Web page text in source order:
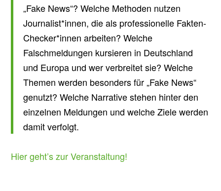
„Fake News“? Welche Methoden nutzen
Journalist*innen, die als professionelle Fakten-
Checker*innen arbeiten? Welche
Falschmeldungen kursieren in Deutschland
und Europa und wer verbreitet sie? Welche
Themen werden besonders für „Fake News“
genutzt? Welche Narrative stehen hinter den
einzelnen Meldungen und welche Ziele werden
damit verfolgt.
Hier geht’s zur Veranstaltung!